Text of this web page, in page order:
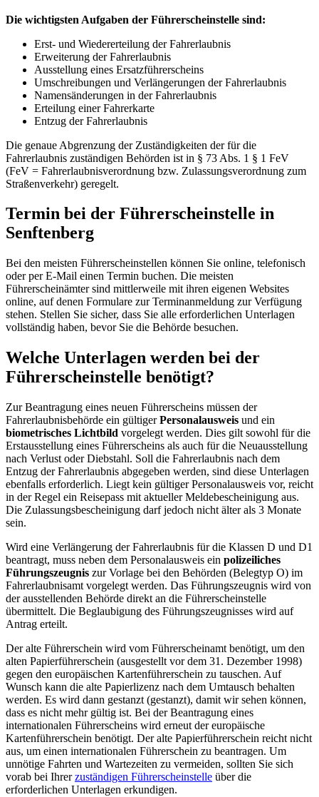
Die wichtigsten Aufgaben der Führerscheinstelle sind:
Erst- und Wiedererteilung der Fahrerlaubnis
Erweiterung der Fahrerlaubnis
Ausstellung eines Ersatzführerscheins
Umschreibungen und Verlängerungen der Fahrerlaubnis
Namensänderungen in der Fahrerlaubnis
Erteilung einer Fahrerkarte
Entzug der Fahrerlaubnis
Die genaue Abgrenzung der Zuständigkeiten der für die
Fahrerlaubnis zuständigen Behörden ist in § 73 Abs. 1 § 1 FeV
(FeV = Fahrerlaubnisverordnung bzw. Zulassungsverordnung zum
Straßenverkehr) geregelt.
Termin bei der Führerscheinstelle in
Senftenberg
Bei den meisten Führerscheinstellen können Sie online, telefonisch
oder per E-Mail einen Termin buchen. Die meisten
Führerscheinämter sind mittlerweile mit ihren eigenen Websites
online, auf denen Formulare zur Terminanmeldung zur Verfügung
stehen. Stellen Sie sicher, dass Sie alle erforderlichen Unterlagen
vollständig haben, bevor Sie die Behörde besuchen.
Welche Unterlagen werden bei der
Führerscheinstelle benötigt?
Zur Beantragung eines neuen Führerscheins müssen der
Fahrerlaubnisbehörde ein gültigerPersonalausweis und ein
biometrisches Lichtbild vorgelegt werden. Dies gilt sowohl für die
Erstausstellung eines Führerscheins als auch für die Neuausstellung
nach Verlust oder Diebstahl. Soll die Fahrerlaubnis nach dem
Entzug der Fahrerlaubnis abgegeben werden, sind diese Unterlagen
ebenfalls erforderlich. Liegt kein gültiger Personalausweis vor, reicht
in der Regel ein Reisepass mit aktueller Meldebescheinigung aus.
Die Zulassungsbescheinigung darf jedoch nicht älter als 3 Monate
sein.
Wird eine Verlängerung der Fahrerlaubnis für die Klassen D und D1
beantragt, muss neben dem Personalausweis ein polizeiliches
Führungszeugnis zur Vorlage bei den Behörden (Belegtyp O) im
Fahrerlaubnisamt vorgelegt werden. Das Führungszeugnis wird von
der ausstellenden Behörde direkt an die Führerscheinstelle
übermittelt. Die Beglaubigung des Führungszeugnisses wird auf
Antrag erteilt.
Der alte Führerschein wird vom Führerscheinamt benötigt, um den
alten Papierführerschein (ausgestellt vor dem 31. Dezember 1998)
gegen den europäischen Kartenführerschein zu tauschen. Auf
Wunsch kann die alte Papierlizenz nach dem Umtausch behalten
werden. Es wird dann gestanzt (gestanzt), damit wir sehen können,
dass es nicht mehr gültig ist. Bei der Beantragung eines
internationalen Führerscheins wird erneut der europäische
Kartenführerschein benötigt. Der alte Papierführerschein reicht nicht
aus, um einen internationalen Führerschein zu beantragen. Um
unnötige Fahrten und Wartezeiten zu vermeiden, sollten Sie sich
vorab bei Ihrerzuständigen Führerscheinstelle über die
erforderlichen Unterlagen erkundigen.